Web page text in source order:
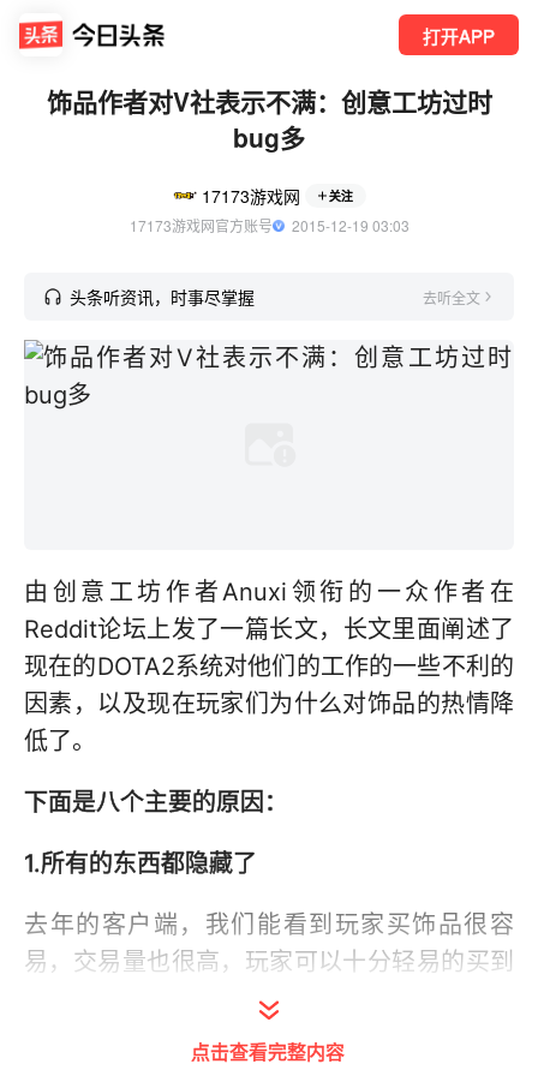
打开APP
饰品作者对V社表示不满：创意工坊过时
bug多
17173游戏网 关注
17173游戏网官方账号
  2015-12-19 03:03
头条听资讯，时事尽掌握 去听全文
由创意工坊作者Anuxi领衔的一众作者在
Reddit论坛上发了一篇长文，长文里面阐述了
现在的DOTA2系统对他们的工作的一些不利的
因素，以及现在玩家们为什么对饰品的热情降
低了。
下面是八个主要的原因：
1.所有的东西都隐藏了
去年的客户端，我们能看到玩家买饰品很容
易，交易量也很高，玩家可以十分轻易的买到
自己喜欢的饰品。而现在的客户端，所有的饰
品似乎跟隐藏了一样，很难被找到，这也直接
点击查看完整内容